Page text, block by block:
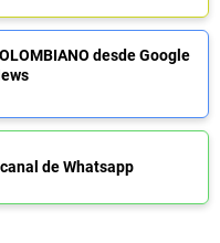
desde Google
de Whatsapp